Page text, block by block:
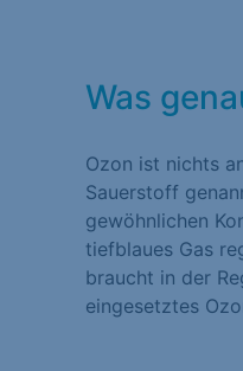
Was
Ozon ist nichts
Sauerstoff
gewöhnlichen
tiefblaues Gas
braucht in der
eingesetztes